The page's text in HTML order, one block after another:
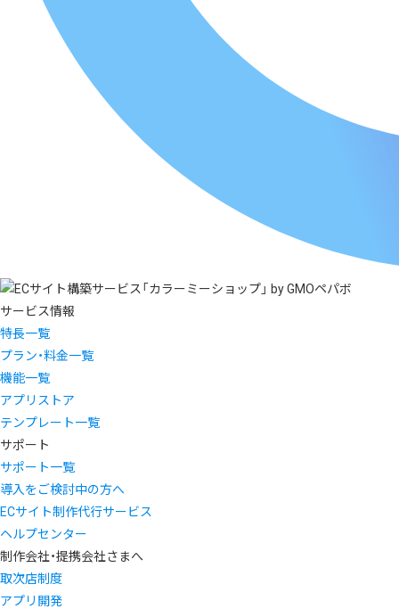
サービス情報
特長一覧
プラン・料金一覧
機能一覧
アプリストア
テンプレート一覧
サポート
サポート一覧
導入をご検討中の方へ
ECサイト制作代行サービス
ヘルプセンター
制作会社・提携会社さまへ
取次店制度
アプリ開発